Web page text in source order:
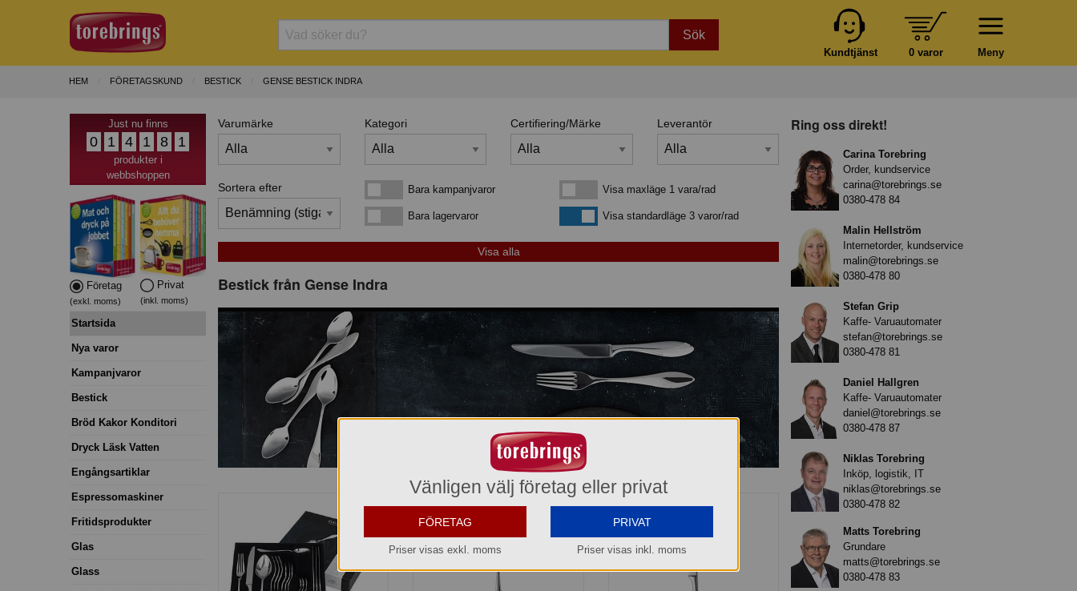
Sök
Meny
0 varor
Kundtjänst
HEM FÖRETAGSKUND BESTICK GENSE BESTICK INDRA
Just nu finns
0 1 4 1 8 1
produkter i
webbshoppen
Företag
(exkl. moms)
Privat
(inkl. moms)
Startsida
Nya varor
Kampanjvaror
Bestick
Bröd Kakor Konditori
Dryck Läsk Vatten
Engångsartiklar
Espressomaskiner
Fritidsprodukter
Glas
Glass
Varumärke Kategori Certifiering/Märke Leverantör
Sortera efter Bara kampanjvarorBara kampanjvaror
Bara lagervarorBara lagervaror
Visa maxläge 1 vara/rad
Visa maxläge 1 vara/rad
Visa standardlägeVisa standardläge 3 varor/rad
Bestick från Gense Indra
Ring oss direkt!
Carina Torebring
Order, kundservice
carina@torebrings.se
0380-478 84
Malin Hellström
Internetorder, kundservice
malin@torebrings.se
0380-478 80
Stefan Grip
Kaffe- Varuautomater
stefan@torebrings.se
0380-478 81
Daniel Hallgren
Kaffe- Varuautomater
daniel@torebrings.se
0380-478 87
Niklas Torebring
Inköp, logistik, IT
niklas@torebrings.se
0380-478 82
Matts Torebring
Grundare
matts@torebrings.se
0380-478 83
Vänligen välj företag eller privat
FÖRETAG
Priser visas exkl. moms
PRIVAT
Priser visas inkl. moms